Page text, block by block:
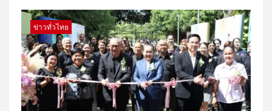
ข่าวทั่วไทย